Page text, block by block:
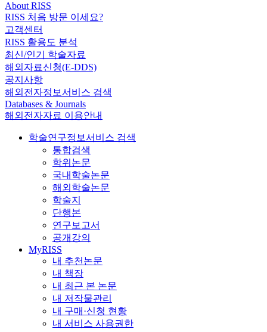
About RISS
RISS 처음 방문 이세요?
고객센터
RISS 활용도 분석
최신/인기 학술자료
해외자료신청(E-DDS)
공지사항
해외전자정보서비스 검색
Databases & Journals
해외전자자료 이용안내
학술연구정보서비스 검색
통합검색
학위논문
국내학술논문
해외학술논문
학술지
단행본
연구보고서
공개강의
MyRISS
내 추천논문
내 책장
내 최근 본 논문
내 저작물관리
내 구매·신청 현황
내 서비스 사용권한